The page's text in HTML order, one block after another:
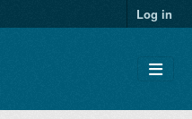
Log in